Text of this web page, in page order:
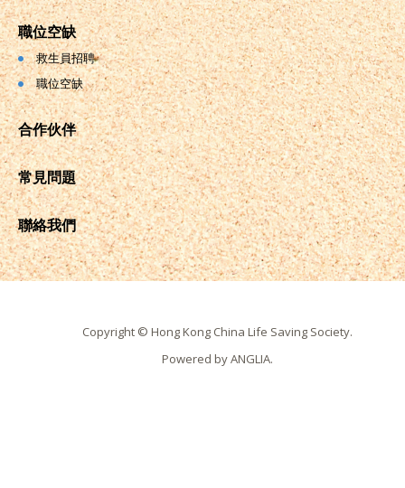
職位空缺
救生員招聘
職位空缺
合作伙伴
常見問題
聯絡我們
Copyright © Hong Kong China Life Saving Society.
Powered byANGLIA.